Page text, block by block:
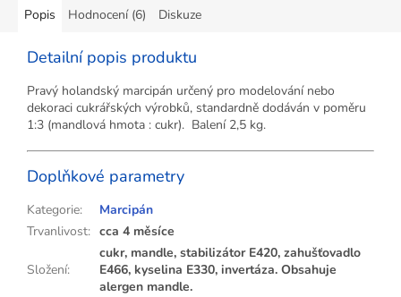
Popis Hodnocení (6) Diskuze
Detailní popis produktu
Pravý holandský marcipán určený pro modelování nebo
dekoraci cukrářských výrobků, standardně dodáván v poměru
1:3 (mandlová hmota : cukr). Balení 2,5 kg.
Doplňkové parametry
Kategorie:
Marcipán
Trvanlivost: cca 4 měsíce
Složení:
cukr, mandle, stabilizátor E420, zahušťovadlo
E466, kyselina E330, invertáza. Obsahuje
alergen mandle.